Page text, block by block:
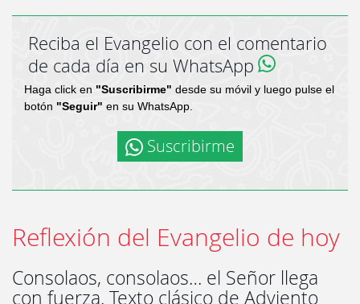
Reciba el Evangelio con el comentario
de cada día en su WhatsApp
Haga click en "Suscribirme" desde su móvil y luego pulse el
botón "Seguir" en su WhatsApp.
Suscribirme
Reflexión del Evangelio de hoy
Consolaos, consolaos… el Señor llega
con fuerza. Texto clásico de Adviento